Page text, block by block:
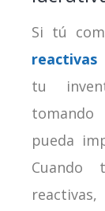
Si tú
reactivas
tu
pueda
Cuando